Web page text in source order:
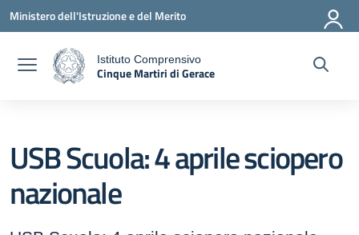
Vai ai contenuti
Vai al menu di navigazione
Vai al footer
Ministero dell'Istruzione e del Merito
Istituto Comprensivo
Cinque Martiri di Gerace
USB Scuola: 4 aprile sciopero
nazionale